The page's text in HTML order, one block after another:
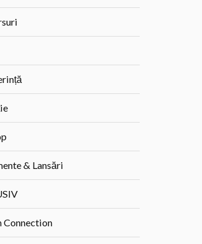
& Lansări
Connection